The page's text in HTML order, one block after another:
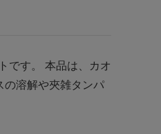
です。 本品は、カオ
の溶解や夾雑タンパ